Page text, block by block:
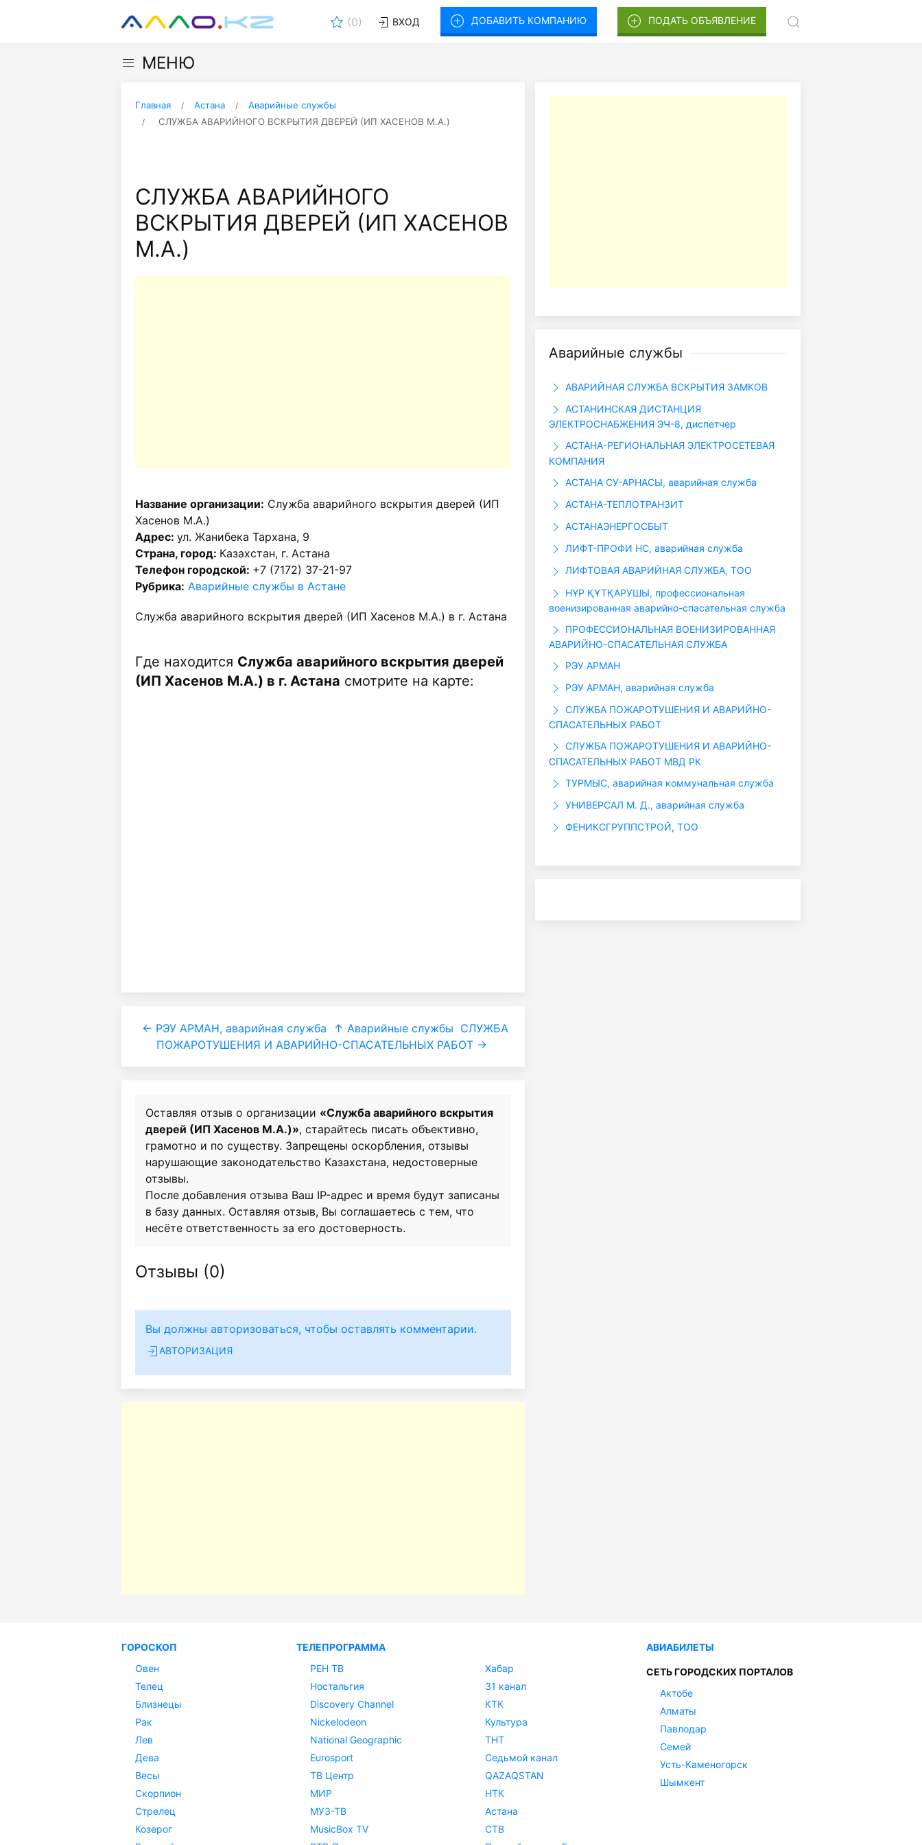
(0) ВХОД ДОБАВИТЬ КОМПАНИЮ ПОДАТЬ ОБЪЯВЛЕНИЕ
МЕНЮ
Главная Астана
Аварийные службы
СЛУЖБА АВАРИЙНОГО ВСКРЫТИЯ ДВЕРЕЙ (ИП ХАСЕНОВ М.А.)
СЛУЖБА АВАРИЙНОГО
ВСКРЫТИЯ ДВЕРЕЙ (ИП ХАСЕНОВ
М.А.)
Название организации: Служба аварийного вскрытия дверей (ИП
Хасенов М.А.)
Адрес: ул. Жанибека Тархана, 9
Страна, город: Казахстан, г. Астана
Телефон городской: +7 (7172) 37-21-97
Рубрика: Аварийные службы в Астане
Служба аварийного вскрытия дверей (ИП Хасенов М.А.) в г. Астана
Где находится Служба аварийного вскрытия дверей
(ИП Хасенов М.А.) в г. Астана смотрите на карте:
← РЭУ АРМАН, аварийная служба ↑ Аварийные службы СЛУЖБА
ПОЖАРОТУШЕНИЯ И АВАРИЙНО-СПАСАТЕЛЬНЫХ РАБОТ →
Оставляя отзыв о организации «Служба аварийного вскрытия
дверей (ИП Хасенов М.А.)», старайтесь писать объективно,
грамотно и по существу. Запрещены оскорбления, отзывы
нарушающие законодательство Казахстана, недостоверные
отзывы.
После добавления отзыва Ваш IP-адрес и время будут записаны
в базу данных. Оставляя отзыв, Вы соглашаетесь с тем, что
несёте ответственность за его достоверность.
Отзывы (0)
Вы должны авторизоваться, чтобы оставлять комментарии.
АВТОРИЗАЦИЯ
Аварийные службы
АВАРИЙНАЯ СЛУЖБА ВСКРЫТИЯ ЗАМКОВ
АСТАНИНСКАЯ ДИСТАНЦИЯ
ЭЛЕКТРОСНАБЖЕНИЯ ЭЧ-8, диспетчер
АСТАНА-РЕГИОНАЛЬНАЯ ЭЛЕКТРОСЕТЕВАЯ
КОМПАНИЯ
АСТАНА СУ-АРНАСЫ, аварийная служба
АСТАНА-ТЕПЛОТРАНЗИТ
АСТАНАЭНЕРГОСБЫТ
ЛИФТ-ПРОФИ НС, аварийная служба
ЛИФТОВАЯ АВАРИЙНАЯ СЛУЖБА, ТОО
НҰР ҚҰТҚАРУШЫ, профессиональная
военизированная аварийно-спасательная служба
ПРОФЕССИОНАЛЬНАЯ ВОЕНИЗИРОВАННАЯ
АВАРИЙНО-СПАСАТЕЛЬНАЯ СЛУЖБА
РЭУ АРМАН
РЭУ АРМАН, аварийная служба
СЛУЖБА ПОЖАРОТУШЕНИЯ И АВАРИЙНО-
СПАСАТЕЛЬНЫХ РАБОТ
СЛУЖБА ПОЖАРОТУШЕНИЯ И АВАРИЙНО-
СПАСАТЕЛЬНЫХ РАБОТ МВД РК
ТУРМЫС, аварийная коммунальная служба
УНИВЕРСАЛ М. Д., аварийная служба
ФЕНИКСГРУППСТРОЙ, ТОО
ГОРОСКОП
Овен
Телец
Близнецы
Рак
Лев
Дева
Весы
Скорпион
Стрелец
Козерог
ТЕЛЕПРОГРАММА
РЕН ТВ
Ностальгия
Discovery Channel
Nickelodeon
National Geographic
Eurosport
ТВ Центр
МИР
МУЗ-ТВ
MusicBox TV
Хабар
31 канал
КТК
Культура
ТНТ
Седьмой канал
QAZAQSTAN
НТК
Астана
СТВ
АВИАБИЛЕТЫ
СЕТЬ ГОРОДСКИХ ПОРТАЛОВ
Актобе
Алматы
Павлодар
Семей
Усть-Каменогорск
Шымкент